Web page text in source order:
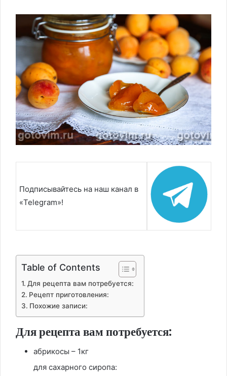
Подписывайтесь на наш канал в
«Telegram»!
Table of Contents
Для рецепта вам потребуется:
Рецепт приготовления:
Похожие записи:
Для рецепта вам потребуется:
абрикосы – 1кг
для сахарного сиропа: